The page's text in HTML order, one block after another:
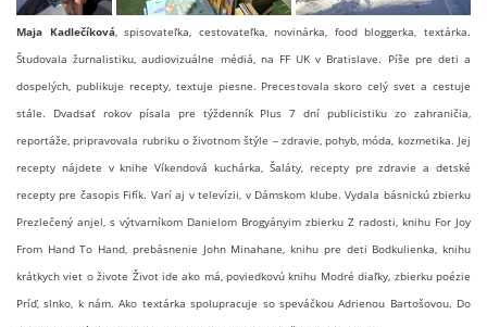
Maja Kadlečíková, spisovateľka, cestovateľka, novinárka, food bloggerka, textárka.
Študovala žurnalistiku, audiovizuálne médiá, na FF UK v Bratislave. Píše pre deti a
dospelých, publikuje recepty, textuje piesne. Precestovala skoro celý svet a cestuje
stále. Dvadsať rokov písala pre týždenník Plus 7 dní publicistiku zo zahraničia,
reportáže, pripravovala rubriku o životnom štýle – zdravie, pohyb, móda, kozmetika. Jej
recepty nájdete v knihe Víkendová kuchárka, Šaláty, recepty pre zdravie a detské
recepty pre časopis Fifík. Varí aj v televízii, v Dámskom klube. Vydala básnickú zbierku
Prezlečený anjel, s výtvarníkom Danielom Brogyányim zbierku Z radosti, knihu For Joy
From Hand To Hand, prebásnenie John Minahane, knihu pre deti Bodkulienka, knihu
krátkych viet o živote Život ide ako má, poviedkovú knihu Modré diaľky, zbierku poézie
Príď, slnko, k nám. Ako textárka spolupracuje so speváčkou Adrienou Bartošovou. Do